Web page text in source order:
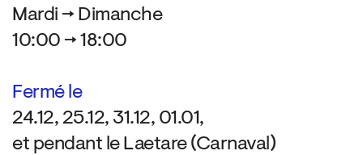
Mardi → Dimanche
10:00 → 18:00
Fermé le
24.12, 25.12, 31.12, 01.01,
et pendant le Laetare (Carnaval)